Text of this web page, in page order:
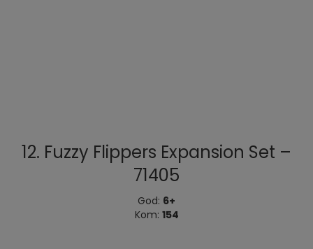
12. Fuzzy Flippers Expansion Set –
71405
God: 6+
Kom: 154